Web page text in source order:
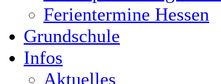
Ferientermine Hessen
Grundschule
Infos
Aktuelles